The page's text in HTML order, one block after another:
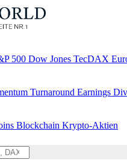
500 Dow Jones TecDAX
Turnaround Earnings
Blockchain Krypto-Aktien